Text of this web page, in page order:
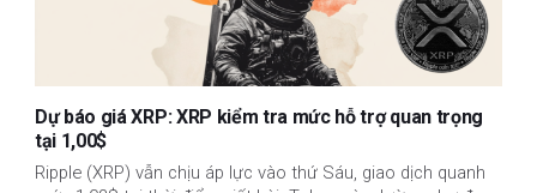
Dự báo giá XRP: XRP kiểm tra mức hỗ trợ quan trọng
tại 1,00$
Ripple (XRP) vẫn chịu áp lực vào thứ Sáu, giao dịch quanh